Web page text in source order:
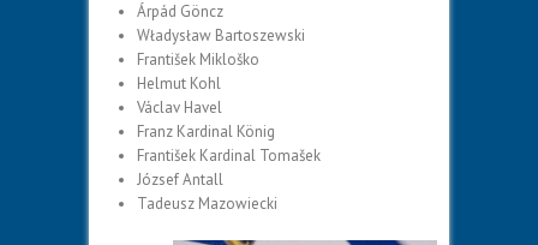
Árpád Göncz
Władysław Bartoszewski
František Mikloško
Helmut Kohl
Václav Havel
Franz Kardinal König
František Kardinal Tomašek
József Antall
Tadeusz Mazowiecki